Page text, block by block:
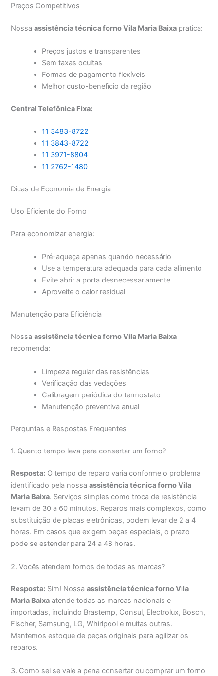
Preços Competitivos
Nossaassistência técnica forno Vila Maria Baixa pratica:
Preços justos e transparentes
Sem taxas ocultas
Formas de pagamento flexíveis
Melhor custo-benefício da região
Central Telefônica Fixa:
11 3483-8722
11 3843-8722
11 3971-8804
11 2762-1480
Dicas de Economia de Energia
Uso Eficiente do Forno
Para economizar energia:
Pré-aqueça apenas quando necessário
Use a temperatura adequada para cada alimento
Evite abrir a porta desnecessariamente
Aproveite o calor residual
Manutenção para Eficiência
Nossaassistência técnica forno Vila Maria Baixa
recomenda:
Limpeza regular das resistências
Verificação das vedações
Calibragem periódica do termostato
Manutenção preventiva anual
Perguntas e Respostas Frequentes
1. Quanto tempo leva para consertar um forno?
Resposta: O tempo de reparo varia conforme o problema
identificado pela nossaassistência técnica forno Vila
Maria Baixa. Serviços simples como troca de resistência
levam de 30 a 60 minutos. Reparos mais complexos, como
substituição de placas eletrônicas, podem levar de 2 a 4
horas. Em casos que exigem peças especiais, o prazo
pode se estender para 24 a 48 horas.
2. Vocês atendem fornos de todas as marcas?
Resposta: Sim! Nossaassistência técnica forno Vila
Maria Baixa atende todas as marcas nacionais e
importadas, incluindo Brastemp, Consul, Electrolux, Bosch,
Fischer, Samsung, LG, Whirlpool e muitas outras.
Mantemos estoque de peças originais para agilizar os
reparos.
3. Como sei se vale a pena consertar ou comprar um forno